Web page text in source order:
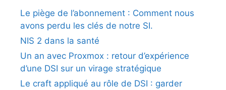
Le piège de l’abonnement : Comment nous
avons perdu les clés de notre SI.
NIS 2 dans la santé
Un an avec Proxmox : retour d’expérience
d’une DSI sur un virage stratégique
Le craft appliqué au rôle de DSI : garder